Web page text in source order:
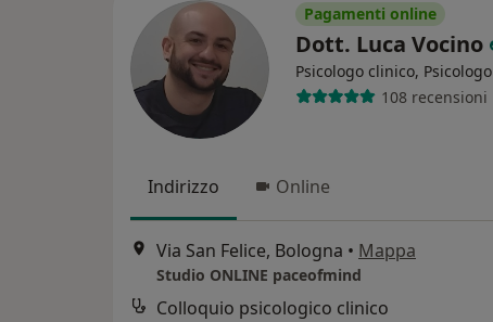
Pagamenti online
Dott. Luca Vocino
Psicologo clinico, Psicologo
108 recensioni
Indirizzo Online
Via San Felice, Bologna • Mappa
Studio ONLINE paceofmind
Colloquio psicologico clinico